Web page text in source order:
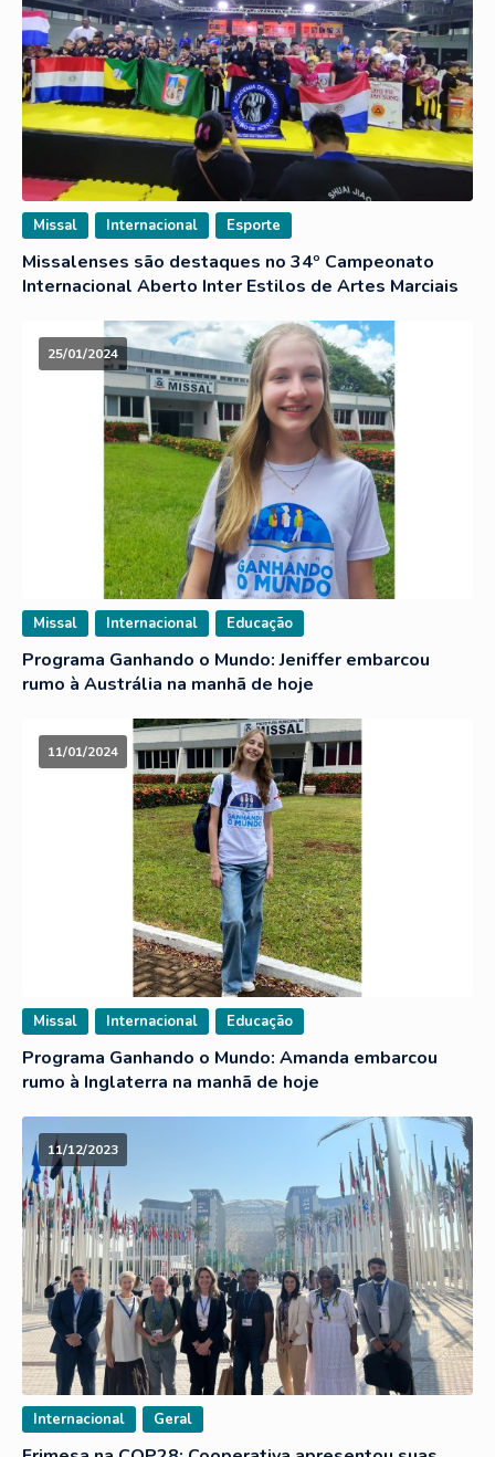
Missal Internacional Esporte
Missalenses são destaques no 34º Campeonato
Internacional Aberto Inter Estilos de Artes Marciais
25/01/2024
Missal Internacional Educação
Programa Ganhando o Mundo: Jeniffer embarcou
rumo à Austrália na manhã de hoje
11/01/2024
Missal Internacional Educação
Programa Ganhando o Mundo: Amanda embarcou
rumo à Inglaterra na manhã de hoje
11/12/2023
Internacional Geral